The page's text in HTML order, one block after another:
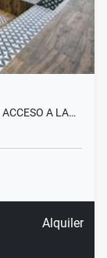
A LA…
Alquiler